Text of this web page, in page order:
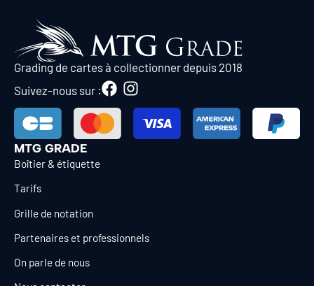
Grading de cartes à collectionner depuis 2018
Suivez-nous sur :
MTG GRADE
Boîtier & étiquette
Tarifs
Grille de notation
Partenaires et professionnels
On parle de nous